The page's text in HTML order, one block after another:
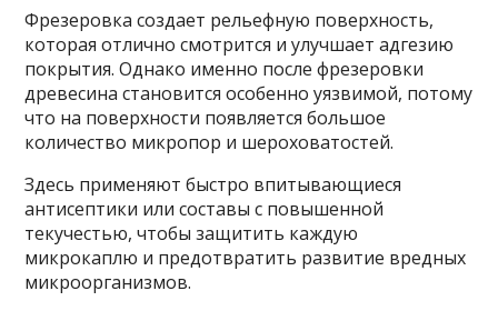
Фрезеровка создает рельефную поверхность,
которая отлично смотрится и улучшает адгезию
покрытия. Однако именно после фрезеровки
древесина становится особенно уязвимой, потому
что на поверхности появляется большое
количество микропор и шероховатостей.
Здесь применяют быстро впитывающиеся
антисептики или составы с повышенной
текучестью, чтобы защитить каждую
микрокаплю и предотвратить развитие вредных
микроорганизмов.